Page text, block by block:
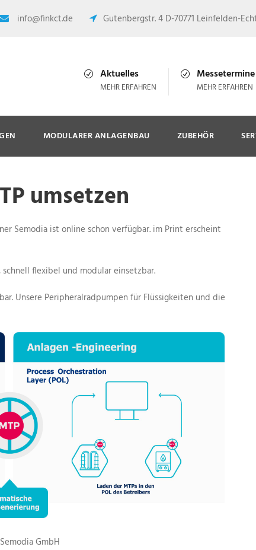
info@finkct.de Gutenbergstr. 4 D-70771 Leinfelden-
Aktuelles
MEHR ERFAHREN
Messetermine
MEHR ERFAHREN
MODULARER ANLAGENBAU ZUBEHÖR
umsetzen
Semodia ist online schon verfügbar. im Print erscheint
flexibel und modular einsetzbar.
Unsere Peripheralradpumpen für Flüssigkeiten und die
GmbH